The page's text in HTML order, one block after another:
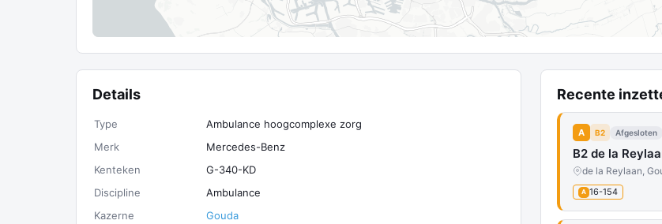
Details
Type
Ambulance hoogcomplexe zorg
Merk
Mercedes-Benz
Kenteken
G-340-KD
Discipline
Ambulance
Kazerne
Gouda
Recente
A B2 Afgesloten
B2 de la
de la Reylaan,
A 16-154